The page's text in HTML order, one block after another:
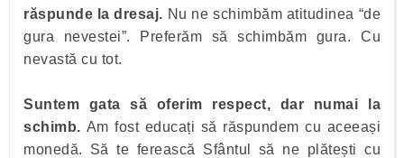
răspunde la dresaj. Nu ne schimbăm atitudinea “de
gura nevestei”. Preferăm să schimbăm gura. Cu
nevastă cu tot.
Suntem gata să oferim respect, dar numai la
schimb. Am fost educați să răspundem cu aceeași
monedă. Să te ferească Sfântul să ne plătești cu